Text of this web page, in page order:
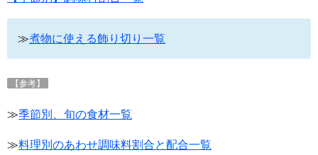
≫煮物に使える飾り切り一覧
【参考】
≫季節別、旬の食材一覧
≫料理別のあわせ調味料割合と配合一覧